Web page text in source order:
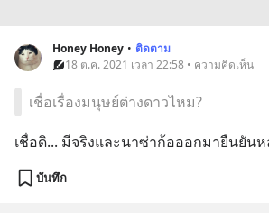
Honey Honey • ติดตาม
18 ต.ค. 2021 เวลา 22:58 • ความคิดเห็น
เชื่อเรื่องมนุษย์ต่างดาวไหม?
เชื่อดิ... มีจริงและนาซ่าก้อออกมายืนยัน
บันทึก